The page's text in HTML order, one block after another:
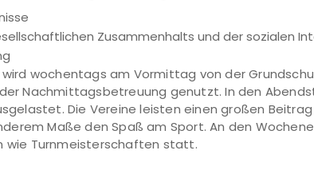
Zusammenhalts und der sozialen
wochentags am Vormittag von der
Nachmittagsbetreuung genutzt. In den
Die Vereine leisten einen großen
Maße den Spaß am Sport. An den
wie Turnmeisterschaften statt.